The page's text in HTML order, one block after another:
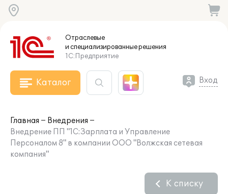
Отраслевые
и специализированныерешения
1С:Предприятие
Каталог Вход
Главная
Внедрения
Внедрение ПП "1С:Зарплата и Управление
Персоналом 8" в компании ООО "Волжская сетевая
компания"
К списку